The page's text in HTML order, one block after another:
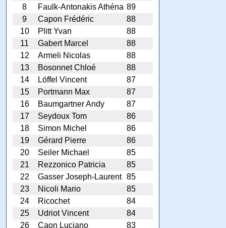
8
Faulk-Antonakis Athéna 89
9
Capon Frédéric
88
10
Plitt Yvan
88
11
Gabert Marcel
88
12
Armeli Nicolas
88
13
Bosonnet Chloé
88
14
Löffel Vincent
87
15
Portmann Max
87
16
Baumgartner Andy
87
17
Seydoux Tom
86
18
Simon Michel
86
19
Gérard Pierre
86
20
Seiler Michael
85
21
Rezzonico Patricia
85
22
Gasser Joseph-Laurent 85
23
Nicoli Mario
85
24
Ricochet
84
25
Udriot Vincent
84
26
Caon Luciano 83